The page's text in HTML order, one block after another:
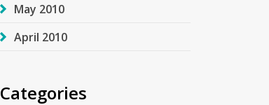
May 2010
April 2010
Categories